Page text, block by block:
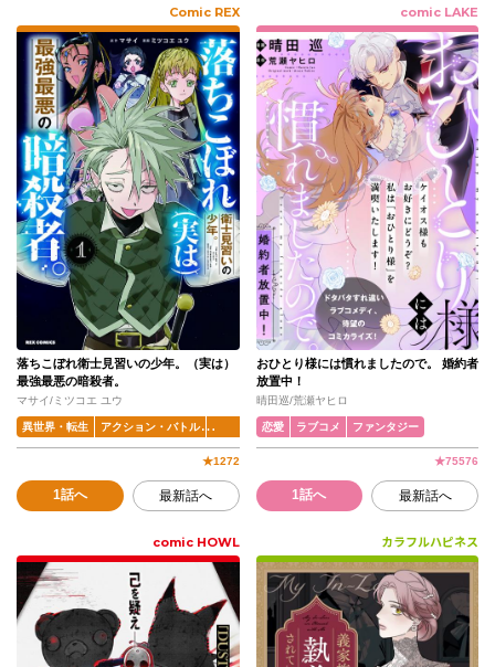
Comic REX
落ちこぼれ衛士見習いの少年。（実は）
最強最悪の暗殺者。
マサイ/ミツコエ ユウ
異世界・転生 アクション・バトル ファンタジー
★1272
1話へ 最新話へ
comic LAKE
おひとり様には慣れましたので。 婚約者
放置中！
晴田巡/荒瀬ヤヒロ
恋愛 ラブコメ ファンタジー
★75576
1話へ 最新話へ
comic HOWL カラフルハピネス